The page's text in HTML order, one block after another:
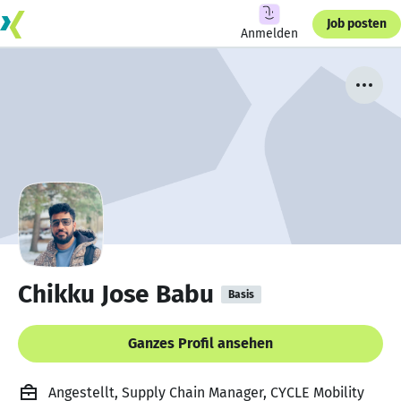
Anmelden
Job posten
Chikku Jose Babu Basis
Ganzes Profil ansehen
Angestellt, Supply Chain Manager, CYCLE Mobility